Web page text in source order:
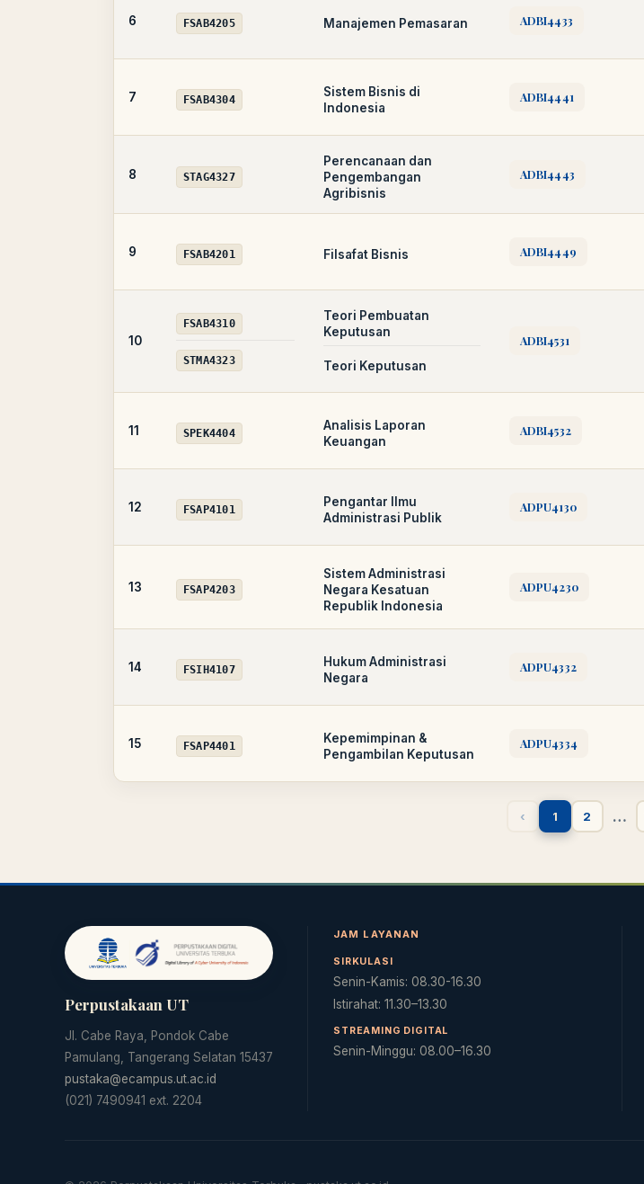
6 FSAB4205 Manajemen Pemasaran ADBI4433
7 FSAB4304
Sistem Bisnis di
Indonesia
ADBI4441
8 STAG4327
Perencanaan dan
Pengembangan
Agribisnis
ADBI4443
9 FSAB4201 Filsafat Bisnis ADBI4449
10
FSAB4310
STMA4323
Teori Pembuatan
Keputusan
Teori Keputusan
ADBI4531
11 SPEK4404
Analisis Laporan
Keuangan
ADBI4532
12 FSAP4101
Pengantar Ilmu
Administrasi Publik
ADPU4130
13 FSAP4203
Sistem Administrasi
Negara Kesatuan
Republik Indonesia
ADPU4230
14 FSIH4107
Hukum Administrasi
Negara
ADPU4332
15 FSAP4401
Kepemimpinan &
Pengambilan Keputusan
ADPU4334
‹ 1 2 …
Perpustakaan UT
Jl. Cabe Raya, Pondok Cabe
Pamulang, Tangerang Selatan 15437
pustaka@ecampus.ut.ac.id
(021) 7490941 ext. 2204
JAM LAYANAN
SIRKULASI
Senin-Kamis: 08.30-16.30
Istirahat: 11.30–13.30
STREAMING DIGITAL
Senin-Minggu: 08.00–16.30